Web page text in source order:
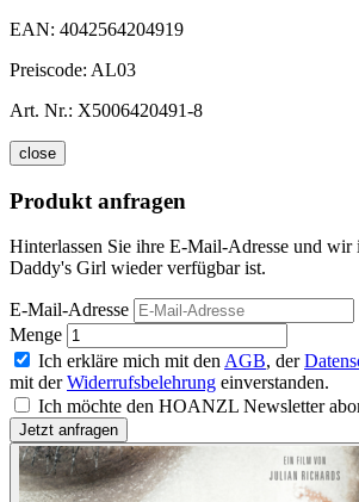
EAN: 4042564204919
Preiscode: AL03
Art. Nr.: X5006420491-8
close
Produkt anfragen
Hinterlassen Sie ihre E-Mail-Adresse und wir
Daddy's Girl wieder verfügbar ist.
E-Mail-Adresse
Menge
Ich erkläre mich mit den AGB, der
mit derWiderrufsbelehrung einverstanden.
Ich möchte den HOANZL Newsletter